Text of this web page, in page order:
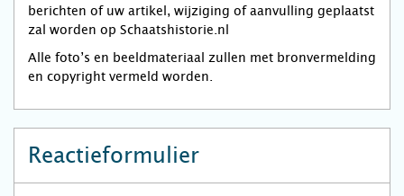
berichten of uw artikel, wijziging of aanvulling geplaatst
zal worden op Schaatshistorie.nl
Alle foto’s en beeldmateriaal zullen met bronvermelding
en copyright vermeld worden.
Reactieformulier